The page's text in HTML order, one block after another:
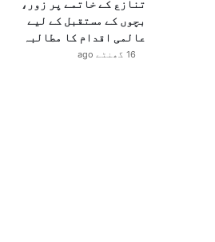
تنازع کے خاتمے پر زور،
بچوں کے مستقبل کے لیے
عالمی اقدام کا مطالبہ
16 گھنٹے ago